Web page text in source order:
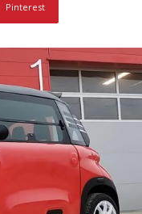
Pinterest